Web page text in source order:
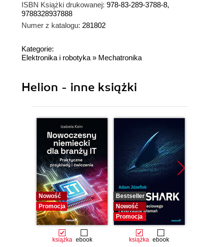
ISBN Książki drukowanej: 978-83-289-3788-8,
9788328937888
Numer z katalogu: 281802
Kategorie:
Elektronika i robotyka » Mechatronika
Helion - inne książki
Nowość
Promocja
książka ebook
Bestseller
Nowość
Promocja
książka ebook